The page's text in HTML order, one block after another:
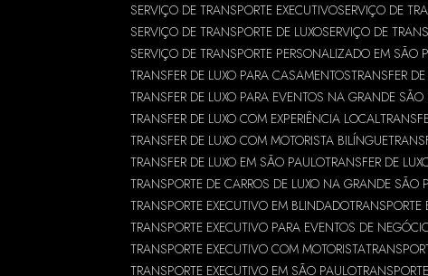
SERVIÇO DE TRANSPORTE EXECUTIVOSERVIÇO DE
SERVIÇO DE TRANSPORTE DE LUXOSERVIÇO DE
SERVIÇO DE TRANSPORTE PERSONALIZADO EM SÃO
TRANSFER DE LUXO PARA CASAMENTOSTRANSFER
TRANSFER DE LUXO PARA EVENTOS NA GRANDE SÃO
TRANSFER DE LUXO COM EXPERIÊNCIA LOCAL
TRANSFER DE LUXO COM MOTORISTA BILÍNGUE
TRANSFER DE LUXO EM SÃO PAULOTRANSFER DE
TRANSPORTE DE CARROS DE LUXO NA GRANDE SÃO
TRANSPORTE EXECUTIVO EM BLINDADO
TRANSPORTE EXECUTIVO PARA EVENTOS DE
TRANSPORTE EXECUTIVO COM MOTORISTA
TRANSPORTE EXECUTIVO EM SÃO PAULO